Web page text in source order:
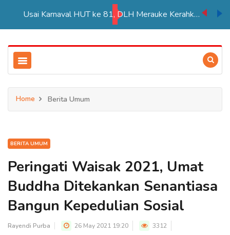
Usai Karnaval HUT ke 81, DLH Merauke Kerahkan 100-120 Petugas Bersihkan Sampah
Home Berita Umum
BERITA UMUM
Peringati Waisak 2021, Umat
Buddha Ditekankan Senantiasa
Bangun Kepedulian Sosial
Rayendi Purba 26 May 2021 19:20 3312